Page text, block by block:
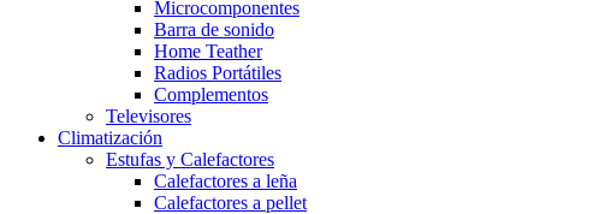
Microcomponentes
Barra de sonido
Home Teather
Radios Portátiles
Complementos
Televisores
Climatización
Estufas y Calefactores
Calefactores a leña
Calefactores a pellet